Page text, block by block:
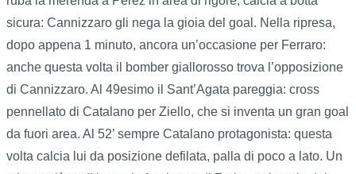
sicura: Cannizzaro gli nega la gioia del goal. Nella ripresa,
dopo appena 1 minuto, ancora un’occasione per Ferraro:
anche questa volta il bomber giallorosso trova l’opposizione
di Cannizzaro. Al 49esimo il Sant’Agata pareggia: cross
pennellato di Catalano per Ziello, che si inventa un gran goal
da fuori area. Al 52’ sempre Catalano protagonista: questa
volta calcia lui da posizione defilata, palla di poco a lato. Un